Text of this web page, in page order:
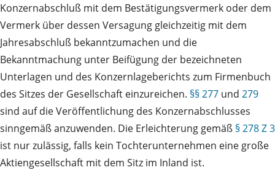
Konzernabschluß mit dem Bestätigungsvermerk oder dem
Vermerk über dessen Versagung gleichzeitig mit dem
Jahresabschluß bekanntzumachen und die
Bekanntmachung unter Beifügung der bezeichneten
Unterlagen und des Konzernlageberichts zum Firmenbuch
des Sitzes der Gesellschaft einzureichen. §§ 277 und 279
sind auf die Veröffentlichung des Konzernabschlusses
sinngemäß anzuwenden. Die Erleichterung gemäß § 278 Z 3
ist nur zulässig, falls kein Tochterunternehmen eine große
Aktiengesellschaft mit dem Sitz im Inland ist.